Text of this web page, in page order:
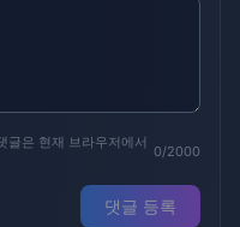
글은 현재 브라우저에서
0/2000
댓글 등록